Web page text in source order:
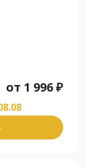
от 1 996₽